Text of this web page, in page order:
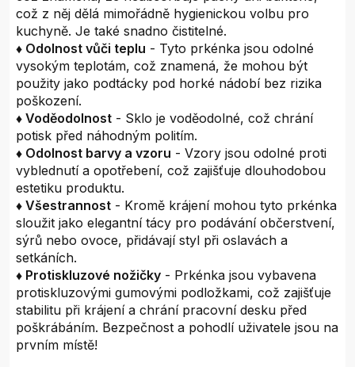
což z něj dělá mimořádně hygienickou volbu pro
kuchyně. Je také snadno čistitelné.
♦ Odolnost vůči teplu - Tyto prkénka jsou odolné
vysokým teplotám, což znamená, že mohou být
použity jako podtácky pod horké nádobí bez rizika
poškození.
♦ Voděodolnost - Sklo je voděodolné, což chrání
potisk před náhodným politím.
♦ Odolnost barvy a vzoru - Vzory jsou odolné proti
vyblednutí a opotřebení, což zajišťuje dlouhodobou
estetiku produktu.
♦ Všestrannost - Kromě krájení mohou tyto prkénka
sloužit jako elegantní tácy pro podávání občerstvení,
sýrů nebo ovoce, přidávají styl při oslavách a
setkáních.
♦ Protiskluzové nožičky - Prkénka jsou vybavena
protiskluzovými gumovými podložkami, což zajišťuje
stabilitu při krájení a chrání pracovní desku před
poškrábáním. Bezpečnost a pohodlí uživatele jsou na
prvním místě!